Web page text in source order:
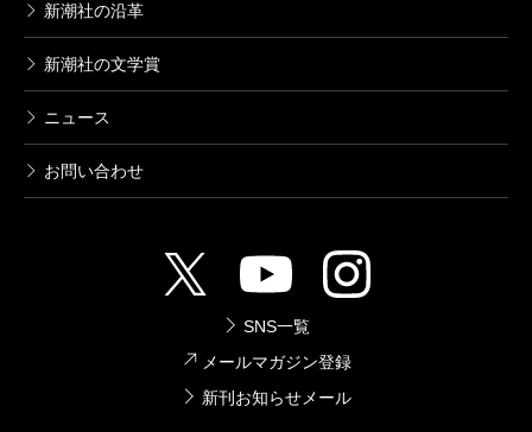
新潮社の沿革
新潮社の文学賞
ニュース
お問い合わせ
SNS一覧
メールマガジン登録
新刊お知らせメール